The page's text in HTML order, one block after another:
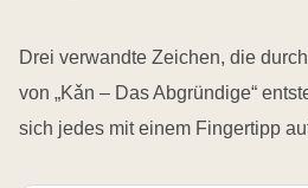
Drei verwandte Zeichen, die
von „Kǎn – Das Abgründige“
sich jedes mit einem Fingertipp